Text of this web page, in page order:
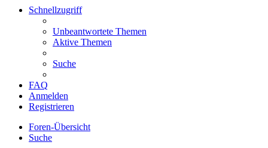
Schnellzugriff
Unbeantwortete Themen
Aktive Themen
Suche
FAQ
Anmelden
Registrieren
Foren-Übersicht
Suche